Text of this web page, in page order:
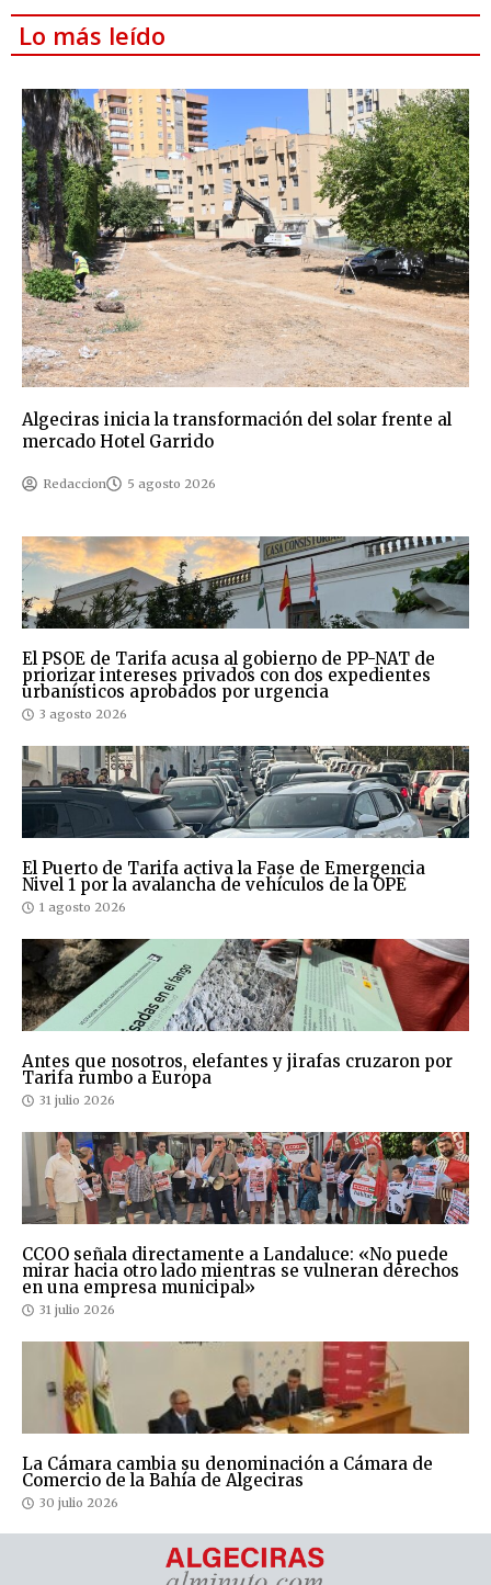
Lo más leído
Algeciras inicia la transformación del solar frente al
mercado Hotel Garrido
Redaccion 5 agosto 2026
El PSOE de Tarifa acusa al gobierno de PP-NAT de
priorizar intereses privados con dos expedientes
urbanísticos aprobados por urgencia
3 agosto 2026
El Puerto de Tarifa activa la Fase de Emergencia
Nivel 1 por la avalancha de vehículos de la OPE
1 agosto 2026
Antes que nosotros, elefantes y jirafas cruzaron por
Tarifa rumbo a Europa
31 julio 2026
CCOO señala directamente a Landaluce: «No puede
mirar hacia otro lado mientras se vulneran derechos
en una empresa municipal»
31 julio 2026
La Cámara cambia su denominación a Cámara de
Comercio de la Bahía de Algeciras
30 julio 2026